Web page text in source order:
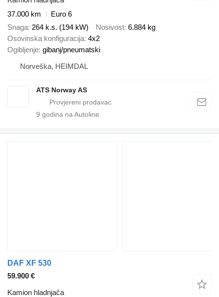
37.000 km
Euro 6
Snaga 264 k.s. (194 kW) Nosivost 6.884 kg
Osovinska konfiguracija 4x2
Ogibljenje gibanj/pneumatski
Norveška, HEIMDAL
ATS Norway AS
9 godina na Autoline
DAF XF 530
59.900 €
Kamion hladnjača